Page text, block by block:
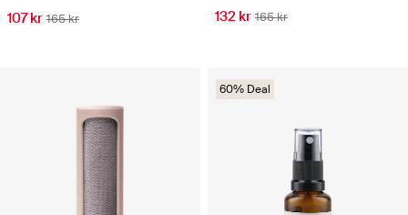
107 kr 165 kr 132 kr 165 kr
60% Deal